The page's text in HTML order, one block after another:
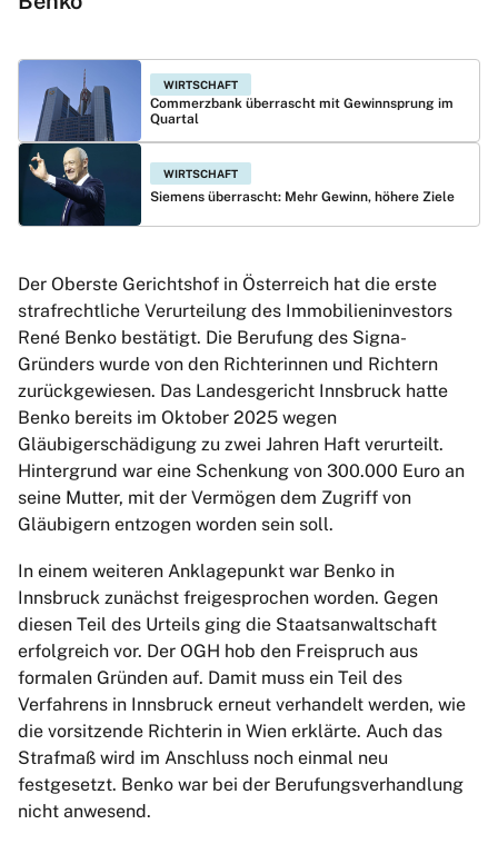
WIRTSCHAFT
Commerzbank überrascht mit Gewinnsprung im
Quartal
WIRTSCHAFT
Siemens überrascht: Mehr Gewinn, höhere Ziele
Der Oberste Gerichtshof in Österreich hat die erste
strafrechtliche Verurteilung des Immobilieninvestors
René Benko bestätigt. Die Berufung des Signa-
Gründers wurde von den Richterinnen und Richtern
zurückgewiesen. Das Landesgericht Innsbruck hatte
Benko bereits im Oktober 2025 wegen
Gläubigerschädigung zu zwei Jahren Haft verurteilt.
Hintergrund war eine Schenkung von 300.000 Euro an
seine Mutter, mit der Vermögen dem Zugriff von
Gläubigern entzogen worden sein soll.
In einem weiteren Anklagepunkt war Benko in
Innsbruck zunächst freigesprochen worden. Gegen
diesen Teil des Urteils ging die Staatsanwaltschaft
erfolgreich vor. Der OGH hob den Freispruch aus
formalen Gründen auf. Damit muss ein Teil des
Verfahrens in Innsbruck erneut verhandelt werden, wie
die vorsitzende Richterin in Wien erklärte. Auch das
Strafmaß wird im Anschluss noch einmal neu
festgesetzt. Benko war bei der Berufungsverhandlung
nicht anwesend.